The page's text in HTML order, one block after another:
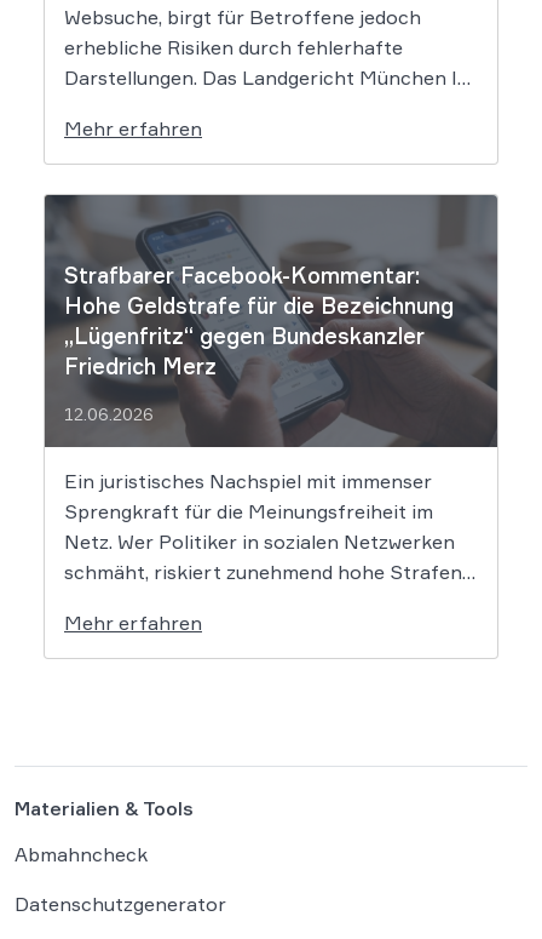
Websuche, birgt für Betroffene jedoch
erhebliche Risiken durch fehlerhafte
Darstellungen. Das Landgericht München I
rechtliche Grenzen. Werden durch die
automatisierten KI-Zusammenfassungen
falsche Tatsachen verbreitet, greift die
unmittelbare Haftung des
Suchmaschinenbetreibers. Das Landgericht
München I (LG München I) hat in […]
Mehr erfahren
Strafbarer Facebook-Kommentar:
Hohe Geldstrafe für die Bezeichnung
„Lügenfritz“ gegen Bundeskanzler
Friedrich Merz
12.06.2026
Ein juristisches Nachspiel mit immenser
Sprengkraft für die Meinungsfreiheit im
Netz. Wer Politiker in sozialen Netzwerken
schmäht, riskiert zunehmend hohe Strafen.
einen Facebook-Nutzer eine empfindliche
Geldstrafe verhängt, weil dieser den
Mehr erfahren
Materialien & Tools
Abmahncheck
Datenschutzgenerator